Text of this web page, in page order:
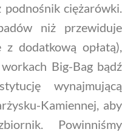
ciężarówki.
niż przewiduje
dodatkową opłatą),
Big-Bag bądź
wynajmującą
Kamiennej, aby
Powinniśmy